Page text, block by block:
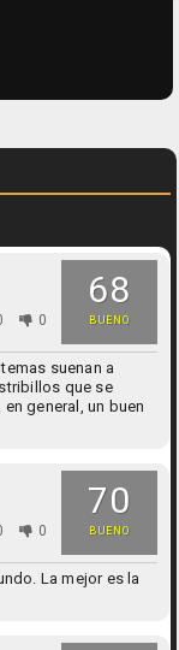
68
BUENO
0
suenan a
que se
general, un buen
70
BUENO
0
La mejor es la